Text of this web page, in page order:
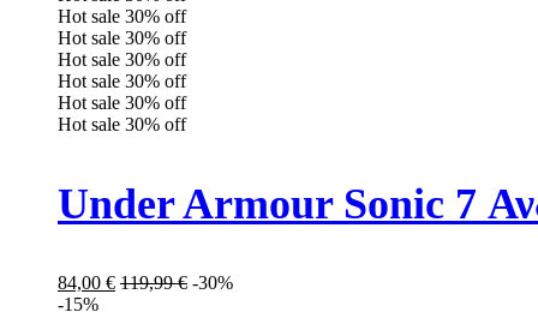
Hot sale 30% off
Hot sale 30% off
Hot sale 30% off
Hot sale 30% off
Hot sale 30% off
Hot sale 30% off
Under Armour Sonic 7
84,00 € 119,99€ -30%
-15%